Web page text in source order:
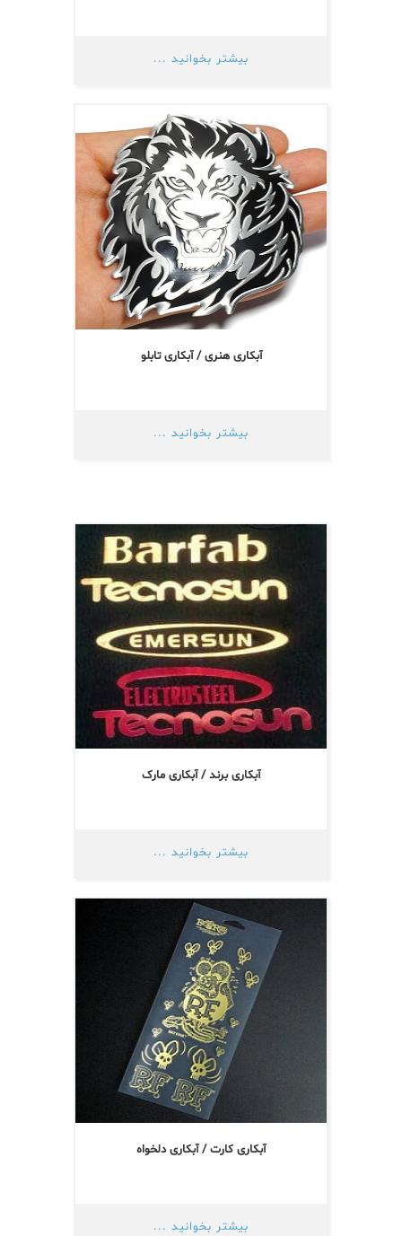
بیشتر بخوانید ...
آبکاری هنری / آبکاری تابلو
بیشتر بخوانید ...
آبکاری برند / آبکاری مارک
بیشتر بخوانید ...
آبکاری کارت / آبکاری دلخواه
بیشتر بخوانید ...